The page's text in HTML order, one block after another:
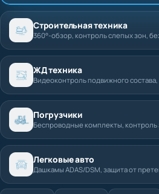
Строительная техника
360°-обзор, контроль слепых зон,
ЖД техника
Видеоконтроль подвижного
Погрузчики
Беспроводные комплекты, контроль
Легковые авто
Дашкамы ADAS/DSM, защита от